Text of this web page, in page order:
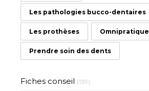
Les pathologies bucco-dentaires
Les prothèses Omnipratique
Prendre soin des dents
Fiches conseil (139)